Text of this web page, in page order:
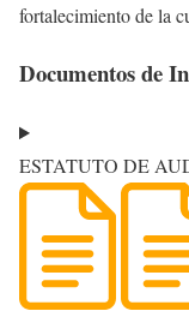
fortalecimiento de la
Documentos de
ESTATUTO DE